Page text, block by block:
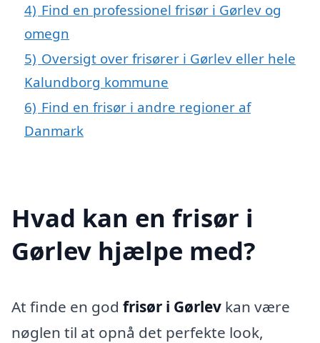
4) Find en professionel frisør i Gørlev og
omegn
5) Oversigt over frisører i Gørlev eller hele
Kalundborg kommune
6) Find en frisør i andre regioner af
Danmark
Hvad kan en frisør i
Gørlev hjælpe med?
At finde en god frisør i Gørlev kan være
nøglen til at opnå det perfekte look,